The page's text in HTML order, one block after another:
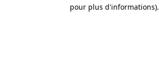
pour plus d'informations).